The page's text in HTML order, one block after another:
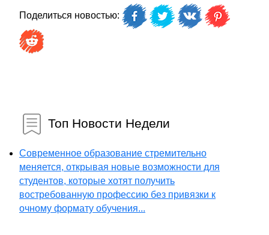
Поделиться новостью:
Топ Новости Недели
Современное образование стремительно
меняется, открывая новые возможности для
студентов, которые хотят получить
востребованную профессию без привязки к
очному формату обучения...